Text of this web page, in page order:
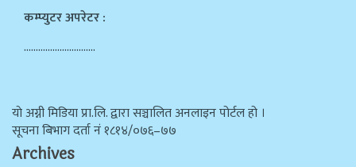
कम्प्युटर अपरेटर :
…………………………
याे अग्नी मिडिया प्रा.लि. द्वारा सञ्चालित अनलाइन पोर्टल हो ।
सूचना बिभाग दर्ता न‌ं १८१४/०७६–७७
Archives